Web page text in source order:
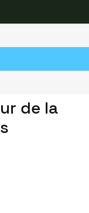
de langue
Caribbean -
SALTO RÉAFFIRME SON ENGAGEMENT EN FAVEUR DE LA QUALITÉ ET DES NORMES ENVIRONNEMENTALES
de la